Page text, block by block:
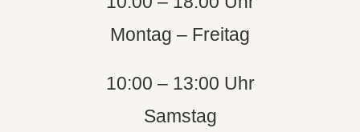
Montag – Freitag
10:00 – 13:00 Uhr
Samstag